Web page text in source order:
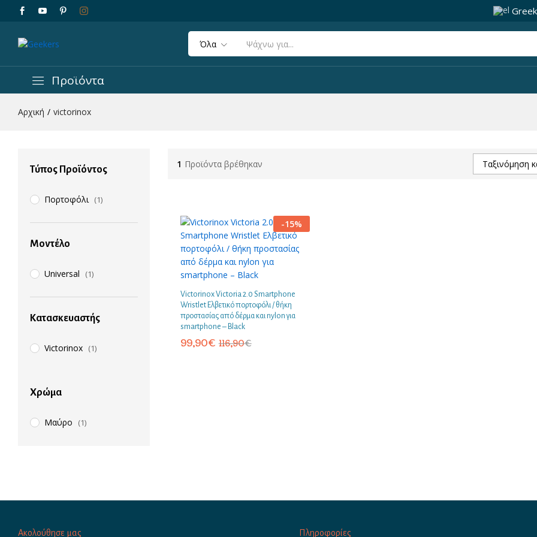
Greek
Όλα
Προϊόντα
Αρχική / victorinox
1 Προϊόντα βρέθηκαν Ταξινόμηση
-15%
Victorinox Victoria 2.0 Smartphone
Wristlet Ελβετικό πορτοφόλι / θήκη
προστασίας από δέρμα και nylon για
smartphone – Black
99,90€ 116,90€
Τύπος Προϊόντος
Πορτοφόλι (1)
Μοντέλο
Universal (1)
Κατασκευαστής
Victorinox (1)
Χρώμα
Μαύρο (1)
Ακολούθησε μας Πληροφορίες